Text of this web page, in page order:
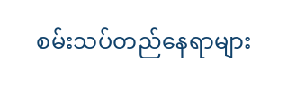
ဖြစ်ပြီး အခြားသက်သေခံပုံစံမရှိ
သော ကျောင်းသားများကို စိစစ်
ပါ။ အွန်လိုင်းစမ်းသပ်မှုစတူဒီယိုများ
အားလုံးကို ဒီမှာ. အလေ့အကျင့်
သည့်အတိုင်း မှတ်သားထားမည်
စမ်းသပ်တည်နေရာများ